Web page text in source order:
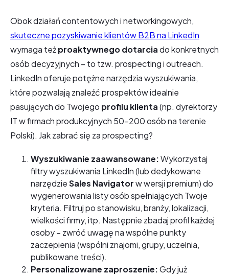
Obok działań contentowych i networkingowych,
skuteczne pozyskiwanie klientów B2B na LinkedIn
wymaga teżproaktywnego dotarciado konkretnych
osób decyzyjnych – to tzw. prospecting i outreach.
LinkedIn oferuje potężne narzędzia wyszukiwania,
które pozwalają znaleźć prospektów idealnie
pasujących do Twojego profilu klienta(np. dyrektorzy
IT w firmach produkcyjnych 50-200 osób na terenie
Polski). Jak zabrać się za prospecting?
Wyszukiwanie zaawansowane:Wykorzystaj
filtry wyszukiwania LinkedIn (lub dedykowane
narzędzieSales Navigatorw wersji premium) do
wygenerowania listy osób spełniających Twoje
kryteria. Filtruj po stanowisku, branży, lokalizacji,
wielkości firmy, itp. Następnie zbadaj profil każdej
osoby – zwróć uwagę na wspólne punkty
zaczepienia (wspólni znajomi, grupy, uczelnia,
publikowane treści).
Personalizowane zaproszenie:Gdy już